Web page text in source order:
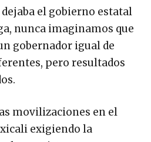
dejaba el gobierno estatal
nunca imaginamos que
gobernador igual de
pero resultados
movilizaciones en el
exigiendo la